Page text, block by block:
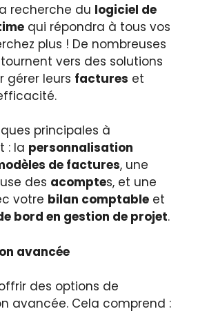
recherche du logiciel de
qui répondra à tous vos
plus ! De nombreuses
vers des solutions
gérer leurs factures et
principales à
: la personnalisation
de factures, une
des acomptes, et une
votre bilan comptable et
bord en gestion de projet.
avancée
des options de
avancée. Cela comprend :